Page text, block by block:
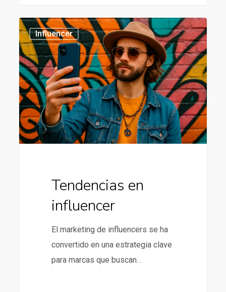
Tendencias
en
influencer
Influencer
Tendencias en
influencer
El marketing de influencers se ha
convertido en una estrategia clave
para marcas que buscan…
435